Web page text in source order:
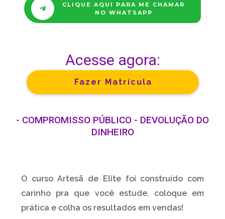
CLIQUE AQUI PARA ME CHAMAR
NO WHATSAPP
Acesse agora:
Fazer Matrícula
- COMPROMISSO PÚBLICO - DEVOLUÇÃO DO
DINHEIRO
O curso Artesã de Elite foi construído com
carinho pra que você estude, coloque em
prática e colha os resultados em vendas!